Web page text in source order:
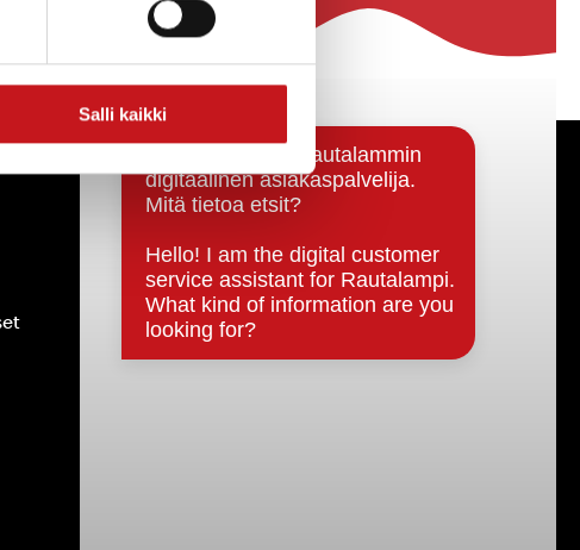
Salli kaikki
Päätöksenteko ja lähidemokratia
Päätökset, esityslistat & pöytäkirjat
Hallinto
Kunnanhallitus
Kunnanvaltuusto